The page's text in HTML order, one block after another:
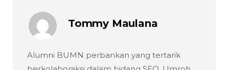
Tommy Maulana
Alumni BUMN perbankan yang tertarik